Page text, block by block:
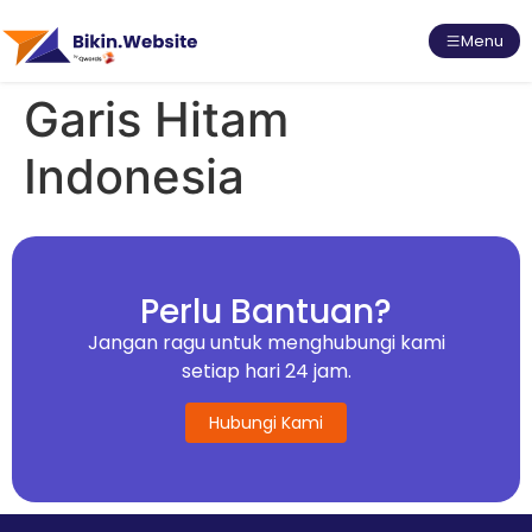
Menu
Garis Hitam
Indonesia
Perlu Bantuan?
Jangan ragu untuk menghubungi kami
setiap hari 24 jam.
Hubungi Kami